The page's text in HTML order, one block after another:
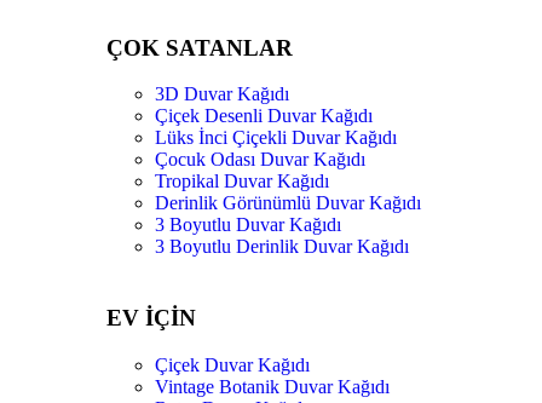
ÇOK SATANLAR
3D Duvar Kağıdı
Çiçek Desenli Duvar Kağıdı
Lüks İnci Çiçekli Duvar Kağıdı
Çocuk Odası Duvar Kağıdı
Tropikal Duvar Kağıdı
Derinlik Görünümlü Duvar Kağıdı
3 Boyutlu Duvar Kağıdı
3 Boyutlu Derinlik Duvar Kağıdı
EV İÇİN
Çiçek Duvar Kağıdı
Vintage Botanik Duvar Kağıdı